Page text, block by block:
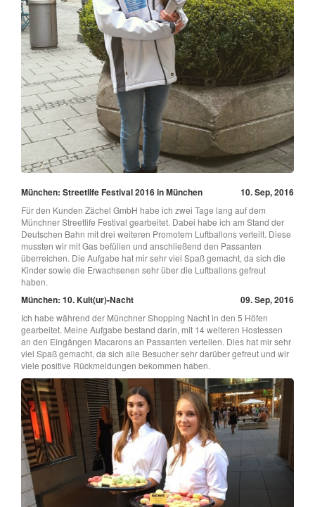
München: Streetlife Festival 2016 in München 10. Sep, 2016
Für den Kunden Zächel GmbH habe ich zwei Tage lang auf dem
Münchner Streetlife Festival gearbeitet. Dabei habe ich am Stand der
Deutschen Bahn mit drei weiteren Promotern Luftballons verteilt. Diese
mussten wir mit Gas befüllen und anschließend den Passanten
überreichen. Die Aufgabe hat mir sehr viel Spaß gemacht, da sich die
Kinder sowie die Erwachsenen sehr über die Luftballons gefreut
haben.
München: 10. Kult(ur)-Nacht 09. Sep, 2016
Ich habe während der Münchner Shopping Nacht in den 5 Höfen
gearbeitet. Meine Aufgabe bestand darin, mit 14 weiteren Hostessen
an den Eingängen Macarons an Passanten verteilen. Dies hat mir sehr
viel Spaß gemacht, da sich alle Besucher sehr darüber gefreut und wir
viele positive Rückmeldungen bekommen haben.